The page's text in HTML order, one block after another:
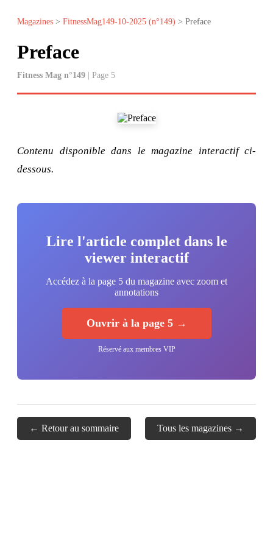
Magazines > FitnessMag149-10-2025 (n°149) > Preface
Preface
Fitness Mag n°149 | Page 5
Contenu disponible dans le magazine interactif ci-
dessous.
Lire l'article complet dans le
viewer interactif
Accédez à la page 5 du magazine avec zoom et
annotations
Ouvrir à la page 5 →
Réservé aux membres VIP
← Retour au sommaire Tous les magazines →